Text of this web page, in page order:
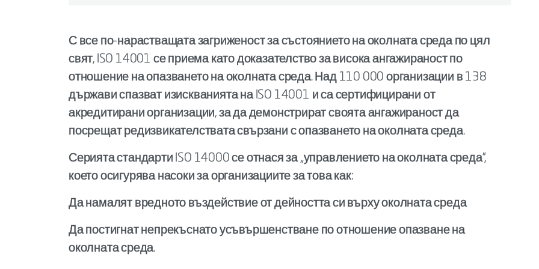
С все по-нарастващата загриженост за състоянието на околната среда по цял
свят, ISO 14001 се приема като доказателство за висока ангажираност по
отношение на опазването на околната среда. Над 110 000 организации в 138
държави спазват изискванията на ISO 14001 и са сертифицирани от
акредитирани организации, за да демонстрират своята ангажираност да
посрещат редизвикателствата свързани с опазването на околната среда.
Серията стандарти ISO 14000 се отнася за „управлението на околната среда”,
което осигурява насоки за организациите за това как:
Да намалят вредното въздействие от дейността си върху околната среда
Да постигнат непрекъснато усъвършенстване по отношение опазване на
околната среда.